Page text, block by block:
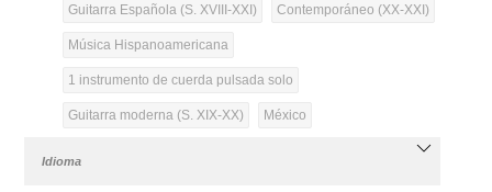
Guitarra Española (S. XVIII-XXI) Contemporáneo (XX-XXI)
Música Hispanoamericana
1 instrumento de cuerda pulsada solo
Guitarra moderna (S. XIX-XX) México
Idioma